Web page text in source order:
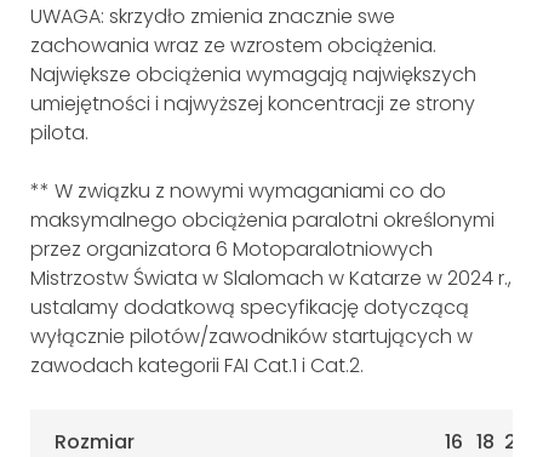
UWAGA: skrzydło zmienia znacznie swe
zachowania wraz ze wzrostem obciążenia.
Największe obciążenia wymagają największych
umiejętności i najwyższej koncentracji ze strony
pilota.
** W związku z nowymi wymaganiami co do
maksymalnego obciążenia paralotni określonymi
przez organizatora 6 Motoparalotniowych
Mistrzostw Świata w Slalomach w Katarze w 2024 r.,
ustalamy dodatkową specyfikację dotyczącą
wyłącznie pilotów/zawodników startujących w
zawodach kategorii FAI Cat.1 i Cat.2.
Rozmiar 16 18 20